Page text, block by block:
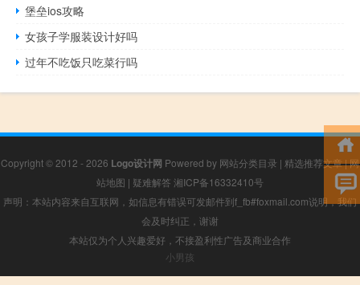
堡垒ios攻略
女孩子学服装设计好吗
过年不吃饭只吃菜行吗
Copyright © 2012 - 2026 Logo设计网 Powered by 网站分类目录 | 精选推荐文章|网
站地图 | 疑难解答 湘ICP备16332410号
声明：本站内容来自互联网，如信息有错误可发邮件到f_fb#foxmail.com说明，我们
会及时纠正，谢谢
本站仅为个人兴趣爱好，不接盈利性广告及商业合作
小男孩